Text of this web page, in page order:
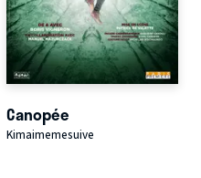
Canopée
Kimaimemesuive